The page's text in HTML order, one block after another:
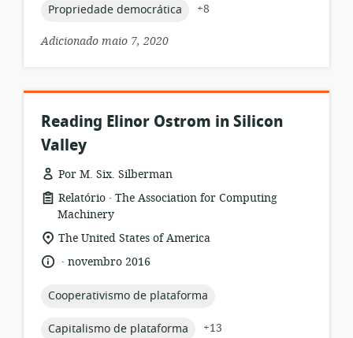
topic:
Propriedade democrática
+8
Adicionado maio 7, 2020
Reading Elinor Ostrom in Silicon
Valley
Por M. Six. Silberman
formato
de
recurso:
Relatório .
Editor:The Association for Computing
Machinery
local
relevância:
The United States of America
idioma:
.
data
publicação:
novembro 2016
topic:
Cooperativismo de plataforma
topic:
Capitalismo de plataforma
+13